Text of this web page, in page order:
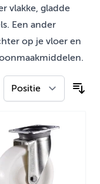
vlakke, gladde
Een ander
op je vloer en